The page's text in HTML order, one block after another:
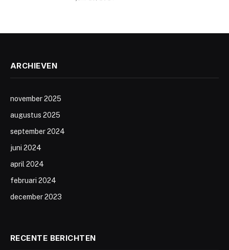
ARCHIEVEN
november 2025
augustus 2025
september 2024
juni 2024
april 2024
februari 2024
december 2023
RECENTE BERICHTEN